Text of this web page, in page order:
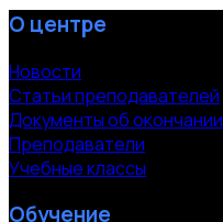
О центре
Новости
Статьи преподавателей
Документы об окончании
Преподаватели
Учебные классы
Обучение